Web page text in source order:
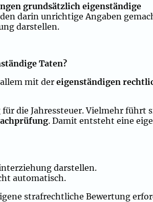
grundsätzlich eigenständige
darin unrichtige Angaben
darstellen.
Taten?
mit der eigenständigen
die Jahressteuer. Vielmehr führt
. Damit entsteht eine
darstellen.
automatisch.
strafrechtliche Bewertung